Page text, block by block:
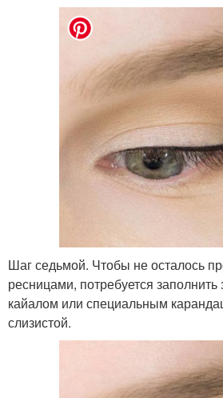
Шаг седьмой. Чтобы не осталось
ресницами, потребуется
кайалом или специальным
слизистой.